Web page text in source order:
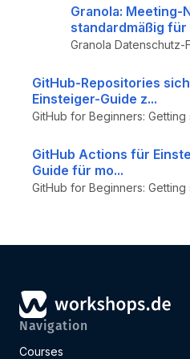
Granola: Meeting-
standardmäßig
GitHub-Repositories
Einsteiger-Guide z...
GitHub Actions für
Guide für mo...
Navigation
Courses